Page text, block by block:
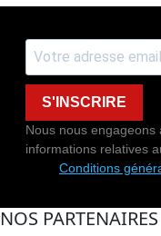
S'INSCRIRE
Nous nous
informations relatives
Conditions
NOS PARTENAIRES